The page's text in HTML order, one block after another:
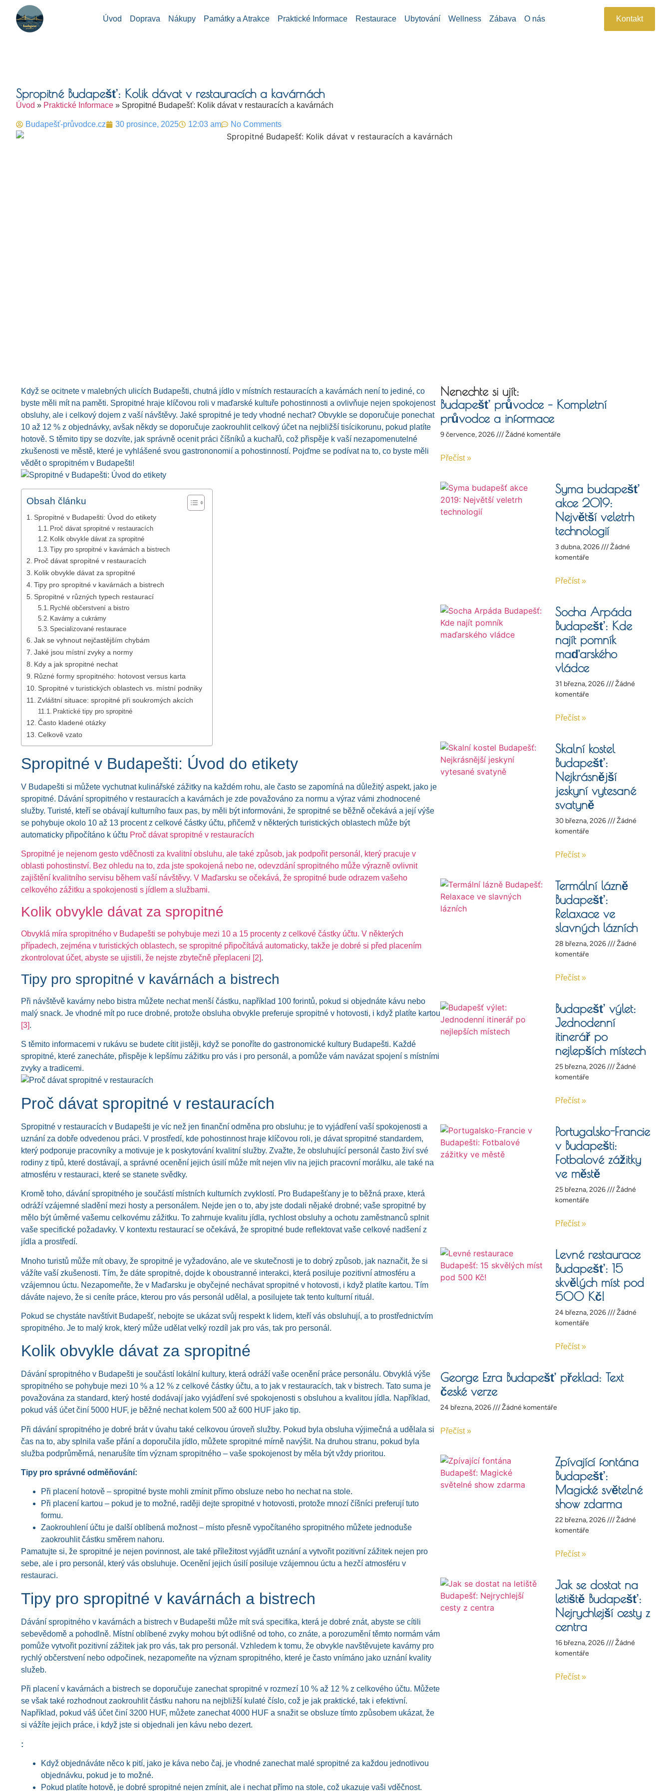
Úvod Doprava Nákupy Památky a Atrakce Praktické Informace Restaurace Ubytování Wellness Zábava O nás Kontakt
Spropitné Budapešť: Kolik dávat v restauracích a kavárnách
Úvod » Praktické Informace » Spropitné Budapešť: Kolik dávat v restauracích a kavárnách
Budapešť-průvodce.cz 30 prosince, 2025 12:03 am No Comments
Když se ocitnete v malebných ulicích Budapešti, chutná jídlo v místních restauracích a kavárnách není to jediné, co
byste měli mít na paměti. Spropitné hraje klíčovou roli v maďarské kultuře pohostinnosti a ovlivňuje nejen spokojenost
obsluhy, ale i celkový dojem z vaší návštěvy. Jaké spropitné je tedy vhodné nechat? Obvykle se doporučuje ponechat
10 až 12 % z objednávky, avšak někdy se doporučuje zaokrouhlit celkový účet na nejbližší tisícikorunu, pokud platíte
hotově. S těmito tipy se dozvíte, jak správně ocenit práci číšníků a kuchařů, což přispěje k vaší nezapomenutelné
zkušenosti ve městě, které je vyhlášené svou gastrononomií a pohostinností. Pojďme se podívat na to, co byste měli
vědět o spropitném v Budapešti!
Obsah článku
Spropitné v Budapešti: Úvod do etikety
Proč dávat spropitné v restauracích
Kolik obvykle dávat za spropitné
Tipy pro spropitné v kavárnách a bistrech
Proč dávat spropitné v restauracích
Kolik obvykle dávat za spropitné
Tipy pro spropitné v kavárnách a bistrech
Spropitné v různých typech restaurací
Rychlé občerstvení a bistro
Kavárny a cukrárny
Specializované restaurace
Jak se vyhnout nejčastějším chybám
Jaké jsou místní zvyky a normy
Kdy a jak spropitné nechat
Různé formy spropitného: hotovost versus karta
Spropitné v turistických oblastech vs. místní podniky
Zvláštní situace: spropitné při soukromých akcích
Praktické tipy pro spropitné
Často kladené otázky
Celkově vzato
Spropitné v Budapešti: Úvod do etikety
V Budapešti si můžete vychutnat kulinářské zážitky na každém rohu, ale často se zapomíná na důležitý aspekt, jako je
spropitné. Dávání spropitného v restauracích a kavárnách je zde považováno za normu a výraz vámi zhodnocené
služby. Turisté, kteří se obávají kulturního faux pas, by měli být informováni, že spropitné se běžně očekává a její výše
se pohybuje okolo 10 až 13 procent z celkové částky účtu, přičemž v některých turistických oblastech může být
automaticky připočítáno k účtu Proč dávat spropitné v restauracích
Spropitné je nejenom gesto vděčnosti za kvalitní obsluhu, ale také způsob, jak podpořit personál, který pracuje v
oblasti pohostinství. Bez ohledu na to, zda jste spokojená nebo ne, odevzdání spropitného může výrazně ovlivnit
zajištění kvalitního servisu během vaší návštěvy. V Maďarsku se očekává, že spropitné bude odrazem vašeho
celkového zážitku a spokojenosti s jídlem a službami.
Kolik obvykle dávat za spropitné
Obvyklá míra spropitného v Budapešti se pohybuje mezi 10 a 15 procenty z celkové částky účtu. V některých
případech, zejména v turistických oblastech, se spropitné připočítává automaticky, takže je dobré si před placením
zkontrolovat účet, abyste se ujistili, že nejste zbytečně přeplaceni [2].
Tipy pro spropitné v kavárnách a bistrech
Při návštěvě kavárny nebo bistra můžete nechat menší částku, například 100 forintů, pokud si objednáte kávu nebo
malý snack. Je vhodné mít po ruce drobné, protože obsluha obvykle preferuje spropitné v hotovosti, i když platíte kartou
[3].
S těmito informacemi v rukávu se budete cítit jistěji, když se ponoříte do gastronomické kultury Budapešti. Každé
spropitné, které zanecháte, přispěje k lepšímu zážitku pro vás i pro personál, a pomůže vám navázat spojení s místními
zvyky a tradicemi.
Proč dávat spropitné v restauracích
Spropitné v restauracích v Budapešti je víc než jen finanční odměna pro obsluhu; je to vyjádření vaší spokojenosti a
uznání za dobře odvedenou práci. V prostředí, kde pohostinnost hraje klíčovou roli, je dávat spropitné standardem,
který podporuje pracovníky a motivuje je k poskytování kvalitní služby. Zvažte, že obsluhující personál často živí své
rodiny z tipů, které dostávají, a správné ocenění jejich úsilí může mít nejen vliv na jejich pracovní morálku, ale také na
atmosféru v restauraci, které se stanete svědky.
Kromě toho, dávání spropitného je součástí místních kulturních zvyklostí. Pro Budapešťany je to běžná praxe, která
odráží vzájemné sladění mezi hosty a personálem. Nejde jen o to, aby jste dodali nějaké drobné; vaše spropitné by
mělo být úměrné vašemu celkovému zážitku. To zahrnuje kvalitu jídla, rychlost obsluhy a ochotu zaměstnanců splnit
vaše specifické požadavky. V kontextu restaurací se očekává, že spropitné bude reflektovat vaše celkové nadšení z
jídla a prostředí.
Mnoho turistů může mít obavy, že spropitné je vyžadováno, ale ve skutečnosti je to dobrý způsob, jak naznačit, že si
vážíte vaší zkušenosti. Tím, že dáte spropitné, dojde k oboustranné interakci, která posiluje pozitivní atmosféru a
vzájemnou úctu. Nezapomeňte, že v Maďarsku je obyčejné nechávat spropitné v hotovosti, i když platíte kartou. Tím
dáváte najevo, že si ceníte práce, kterou pro vás personál udělal, a posilujete tak tento kulturní rituál.
Pokud se chystáte navštívit Budapešť, nebojte se ukázat svůj respekt k lidem, kteří vás obsluhují, a to prostřednictvím
spropitného. Je to malý krok, který může udělat velký rozdíl jak pro vás, tak pro personál.
Kolik obvykle dávat za spropitné
Dávání spropitného v Budapešti je součástí lokální kultury, která odráží vaše ocenění práce personálu. Obvyklá výše
spropitného se pohybuje mezi 10 % a 12 % z celkové částky účtu, a to jak v restauracích, tak v bistrech. Tato suma je
považována za standard, který hosté dodávají jako vyjádření své spokojenosti s obsluhou a kvalitou jídla. Například,
pokud váš účet činí 5000 HUF, je běžné nechat kolem 500 až 600 HUF jako tip.
Při dávání spropitného je dobré brát v úvahu také celkovou úroveň služby. Pokud byla obsluha výjimečná a udělala si
čas na to, aby splnila vaše přání a doporučila jídlo, můžete spropitné mírně navýšit. Na druhou stranu, pokud byla
služba podprůměrná, nenarušíte tím význam spropitného – vaše spokojenost by měla být vždy prioritou.
Tipy pro správné odměňování:
Při placení hotově – spropitné byste mohli zmínit přímo obsluze nebo ho nechat na stole.
Při placení kartou – pokud je to možné, raději dejte spropitné v hotovosti, protože mnozí číšníci preferují tuto
formu.
Zaokrouhlení účtu je další oblíbená možnost – místo přesně vypočítaného spropitného můžete jednoduše
zaokrouhlit částku směrem nahoru.
Pamatujte si, že spropitné je nejen povinnost, ale také příležitost vyjádřit uznání a vytvořit pozitivní zážitek nejen pro
sebe, ale i pro personál, který vás obsluhuje. Ocenění jejich úsilí posiluje vzájemnou úctu a hezčí atmosféru v
restauraci.
Tipy pro spropitné v kavárnách a bistrech
Dávání spropitného v kavárnách a bistrech v Budapešti může mít svá specifika, která je dobré znát, abyste se cítili
sebevědomě a pohodlně. Místní oblíbené zvyky mohou být odlišné od toho, co znáte, a porozumění těmto normám vám
pomůže vytvořit pozitivní zážitek jak pro vás, tak pro personál. Vzhledem k tomu, že obvykle navštěvujete kavárny pro
rychlý občerstvení nebo odpočinek, nezapomeňte na význam spropitného, které je často vnímáno jako uznání kvality
služeb.
Při placení v kavárnách a bistrech se doporučuje zanechat spropitné v rozmezí 10 % až 12 % z celkového účtu. Můžete
se však také rozhodnout zaokrouhlit částku nahoru na nejbližší kulaté číslo, což je jak praktické, tak i efektivní.
Například, pokud váš účet činí 3200 HUF, můžete zanechat 4000 HUF a snažit se obsluze tímto způsobem ukázat, že
si vážíte jejich práce, i když jste si objednali jen kávu nebo dezert.
:
Když objednáváte něco k pití, jako je káva nebo čaj, je vhodné zanechat malé spropitné za každou jednotlivou
objednávku, pokud je to možné.
Pokud platíte hotově, je dobré spropitné nejen zmínit, ale i nechat přímo na stole, což ukazuje vaši vděčnost.
Nenechte si ujít:
Budapešť průvodce – Kompletní
průvodce a informace
9 července, 2026 Žádné komentáře
Přečíst »
Syma budapešť
akce 2019:
Největší veletrh
technologií
3 dubna, 2026
Žádné
komentáře
Přečíst »
Socha Arpáda
Budapešť: Kde
najít pomník
maďarského
vládce
31 března, 2026
Žádné
komentáře
Přečíst »
Skalní kostel
Budapešť:
Nejkrásnější
jeskyní vytesané
svatyně
30 března, 2026
Žádné
komentáře
Přečíst »
Termální lázně
Budapešť:
Relaxace ve
slavných lázních
28 března, 2026
Žádné
komentáře
Přečíst »
Budapešť výlet:
Jednodenní
itinerář po
nejlepších místech
25 března, 2026
Žádné
komentáře
Přečíst »
Portugalsko-Francie
v Budapešti:
Fotbalové zážitky
ve městě
25 března, 2026
Žádné
komentáře
Přečíst »
Levné restaurace
Budapešť: 15
skvělých míst pod
500 Kč!
24 března, 2026
Žádné
komentáře
Přečíst »
George Ezra Budapešť překlad: Text
české verze
24 března, 2026 Žádné komentáře
Přečíst »
Zpívající fontána
Budapešť:
Magické světelné
show zdarma
22 března, 2026
Žádné
komentáře
Přečíst »
Jak se dostat na
letiště Budapešť:
Nejrychlejší cesty z
centra
16 března, 2026
Žádné
komentáře
Přečíst »